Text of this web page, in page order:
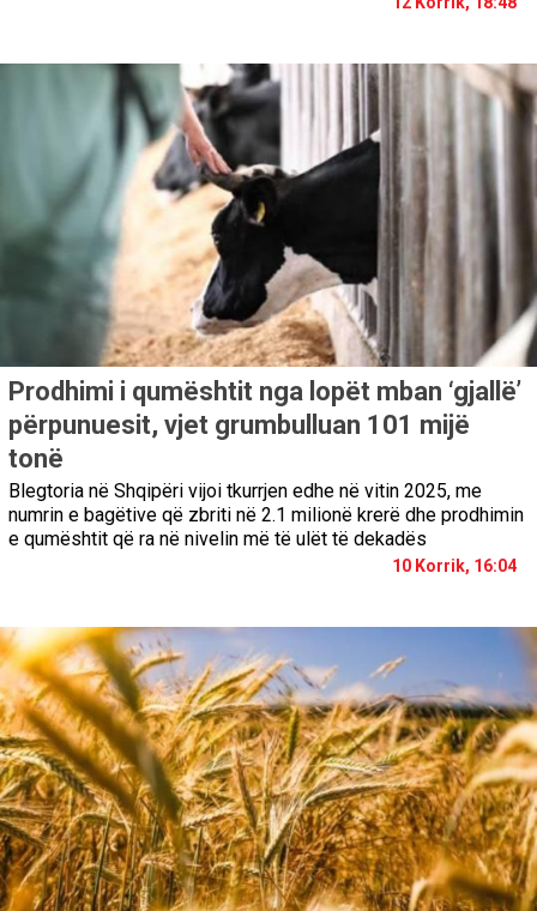
Prodhimi i qumështit nga lopët mban ‘gjallë’
përpunuesit, vjet grumbulluan 101 mijë
tonë
Blegtoria në Shqipëri vijoi tkurrjen edhe në vitin 2025, me
numrin e bagëtive që zbriti në 2.1 milionë krerë dhe prodhimin
e qumështit që ra në nivelin më të ulët të dekadës
10 Korrik, 16:04